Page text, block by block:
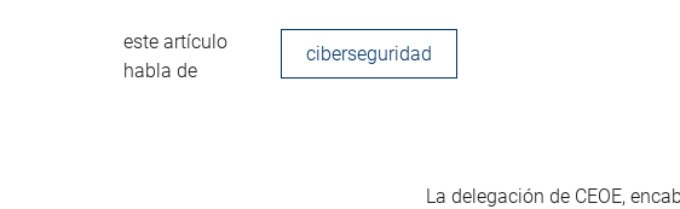
este artículo
habla de
ciberseguridad
La delegación de CEOE,